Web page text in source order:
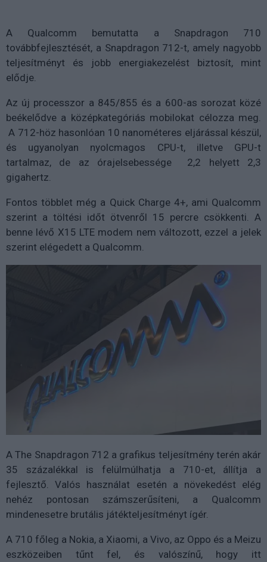
A Qualcomm bemutatta a Snapdragon 710
továbbfejlesztését, a Snapdragon 712-t, amely nagyobb
teljesítményt és jobb energiakezelést biztosít, mint
elődje.
Az új processzor a 845/855 és a 600-as sorozat közé
beékelődve a középkategóriás mobilokat célozza meg.
A 712-höz hasonlóan 10 nanométeres eljárással készül,
és ugyanolyan nyolcmagos CPU-t, illetve GPU-t
tartalmaz, de az órajelsebessége 2,2 helyett 2,3
gigahertz.
Fontos többlet még a Quick Charge 4+, ami Qualcomm
szerint a töltési időt ötvenről 15 percre csökkenti. A
benne lévő X15 LTE modem nem változott, ezzel a jelek
szerint elégedett a Qualcomm.
A The Snapdragon 712 a grafikus teljesítmény terén akár
35 százalékkal is felülmúlhatja a 710-et, állítja a
fejlesztő. Valós használat esetén a növekedést elég
nehéz pontosan számszerűsíteni, a Qualcomm
mindenesetre brutális játékteljesítményt ígér.
A 710 főleg a Nokia, a Xiaomi, a Vivo, az Oppo és a Meizu
eszközeiben tűnt fel, és valószínű, hogy itt